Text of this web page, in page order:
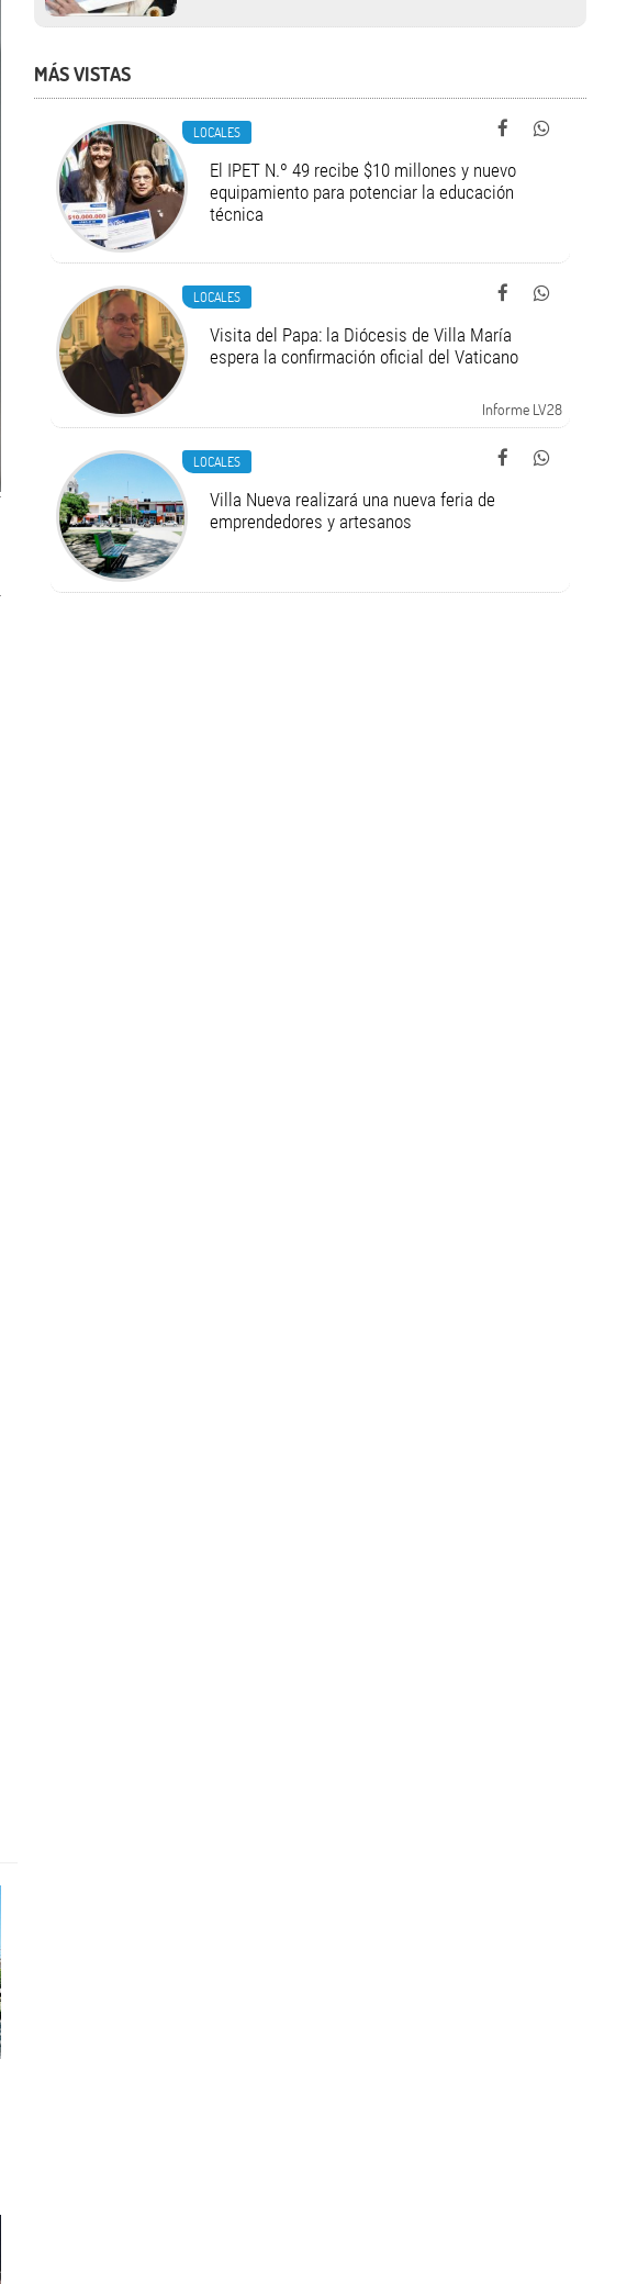
MÁS VISTAS
LOCALES
El IPET N.º 49 recibe $10 millones y nuevo
equipamiento para potenciar la educación
técnica
LOCALES
Visita del Papa: la Diócesis de Villa María
espera la confirmación oficial del Vaticano
Informe LV28
LOCALES
Villa Nueva realizará una nueva feria de
emprendedores y artesanos